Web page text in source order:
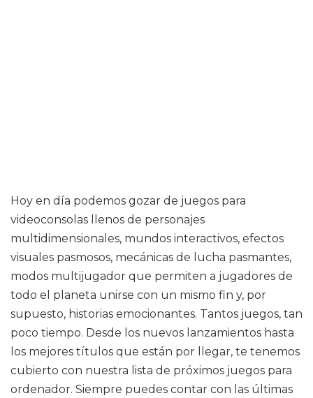
Hoy en día podemos gozar de juegos para
videoconsolas llenos de personajes
multidimensionales, mundos interactivos, efectos
visuales pasmosos, mecánicas de lucha pasmantes,
modos multijugador que permiten a jugadores de
todo el planeta unirse con un mismo fin y, por
supuesto, historias emocionantes. Tantos juegos, tan
poco tiempo. Desde los nuevos lanzamientos hasta
los mejores títulos que están por llegar, te tenemos
cubierto con nuestra lista de próximos juegos para
ordenador. Siempre puedes contar con las últimas